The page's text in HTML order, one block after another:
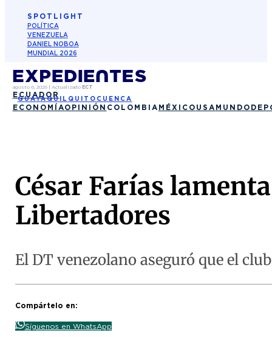
SPOTLIGHT
POLÍTICA
VENEZUELA
DANIEL NOBOA
MUNDIAL 2026
agosto 6, 2026| Actualizado ECT
ECUADOR
GUAYAQUIL QUITO CUENCA
ECONOMÍAOPINIÓN COLOMBIA MÉXICO USA MUNDO
César Farías
Libertadores
El DT venezolano aseguró que el
Compártelo en:
Síguenos en WhatsApp